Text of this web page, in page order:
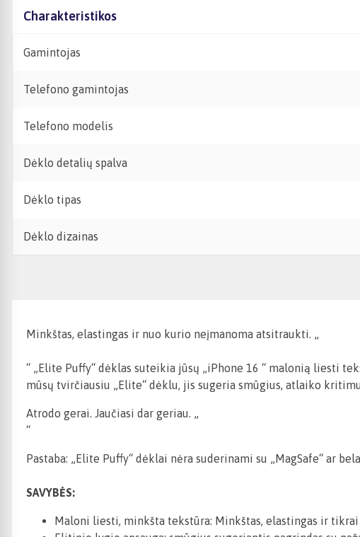
Charakteristikos
Gamintojas
Telefono gamintojas
Telefono modelis
Dėklo detalių spalva
Dėklo tipas
Dėklo dizainas
Minkštas, elastingas ir nuo kurio neįmanoma atsitraukti. „
“ „Elite Puffy“ dėklas suteikia jūsų „iPhone 16 “ malonią liesti
mūsų tvirčiausiu „Elite“ dėklu, jis sugeria smūgius, atlaiko
Atrodo gerai. Jaučiasi dar geriau. „
“
Pastaba: „Elite Puffy“ dėklai nėra suderinami su „MagSafe“ ar
SAVYBĖS:
Maloni liesti, minkšta tekstūra: Minkštas, elastingas ir